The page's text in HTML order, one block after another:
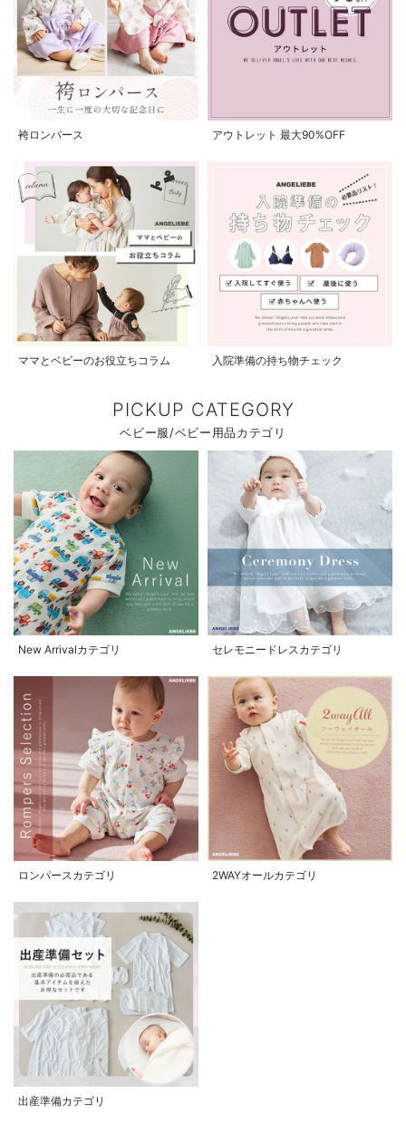
袴ロンパース アウトレット 最大90%OFF
ママとベビーのお役立ちコラム 入院準備の持ち物チェック
PICKUP CATEGORY
ベビー服/ベビー用品カテゴリ
New Arrivalカテゴリ セレモニードレスカテゴリ
ロンパースカテゴリ 2WAYオールカテゴリ
出産準備カテゴリ